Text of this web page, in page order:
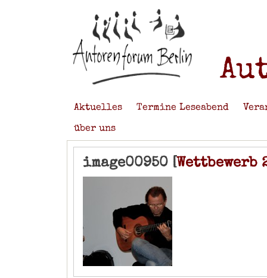
Aktuelles Termine Leseabend
über uns
image00950 [Wettbewerb